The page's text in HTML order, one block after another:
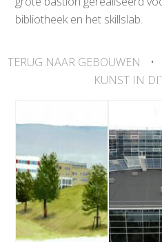
bibliotheek en het skillslab.
TERUG NAAR GEBOUWEN •
KUNST IN